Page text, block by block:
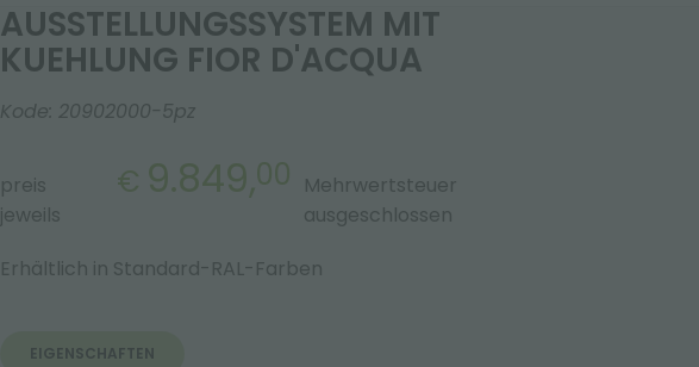
AUSSTELLUNGSSYSTEM MIT
KUEHLUNG FIOR D'ACQUA
Kode: 20902000-5pz
preis
jeweils
€ 9.849,00
Mehrwertsteuer
ausgeschlossen
Erhältlich in Standard-RAL-Farben
EIGENSCHAFTEN